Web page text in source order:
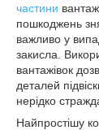
частини
пошкоджень
важливо у
закисла.
вантажівок
деталей
нерідко
Найпростішу